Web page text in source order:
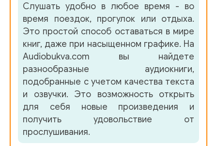
1_4_11
2_1_00
2_1_01
2_1_02
2_1_03
2_1_04
2_1_05
2_1_06
Слушать удобно в любое время - во
время поездок, прогулок или отдыха.
Это простой способ оставаться в мире
книг, даже при насыщенном графике. На
Audiobukva.com вы найдете
разнообразные аудиокниги,
подобранные с учетом качества текста
и озвучки. Это возможность открыть
для себя новые произведения и
получить удовольствие от
прослушивания.